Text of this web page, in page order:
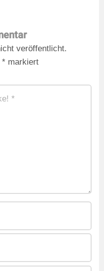
veröffentlicht.
* markiert